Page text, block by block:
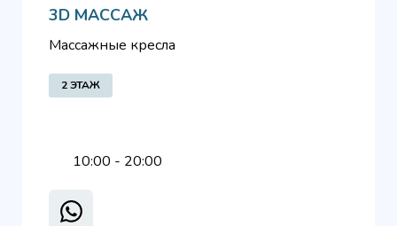
3D МАССАЖ
Массажные кресла
2 ЭТАЖ
10:00 - 20:00